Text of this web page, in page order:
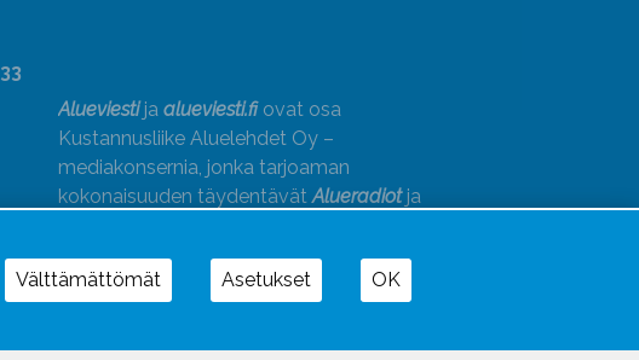
33
Alueviestija alueviesti.fiovat osa
Kustannusliike Aluelehdet Oy –
mediakonsernia, jonka tarjoaman
kokonaisuuden täydentävätAlueradiotja
Välttämättömät Asetukset OK